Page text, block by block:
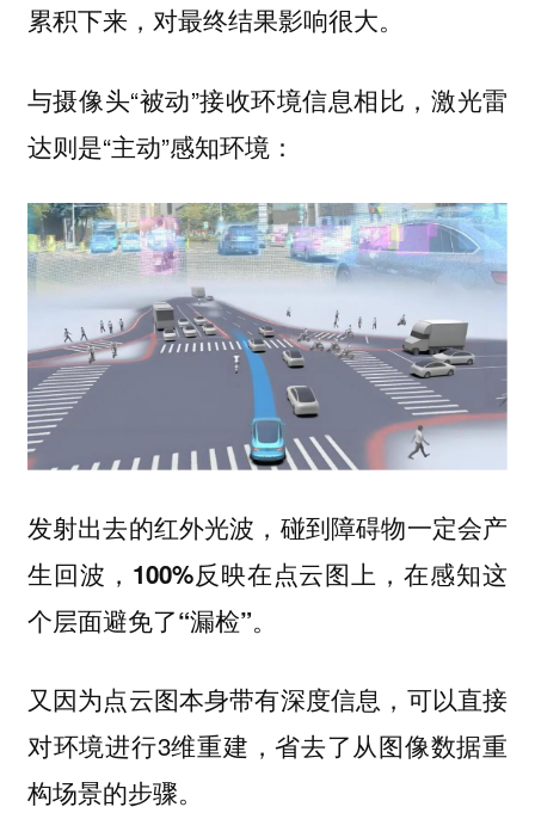
累积下来，对最终结果影响很大。
与摄像头“被动”接收环境信息相比，激光雷
达则是“主动”感知环境：
发射出去的红外光波，碰到障碍物一定会产
生回波，100%反映在点云图上，在感知这
个层面避免了“漏检”。
又因为点云图本身带有深度信息，可以直接
对环境进行3维重建，省去了从图像数据重
构场景的步骤。